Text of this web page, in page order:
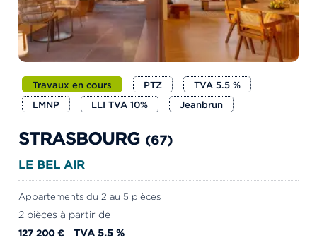
Travaux en cours PTZ
TVA 5.5 %
LMNP
LLI TVA 10% Jeanbrun
STRASBOURG (67)
LE BEL AIR
Appartements du 2 au 5 pièces
2 pièces à partir de
127 200 € TVA 5.5 %